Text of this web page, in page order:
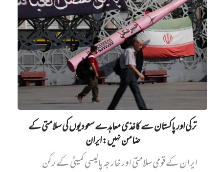
ترکی اور پاکستان سے کاغذی معاہدے سعودیوں کی سلامتی کے
ضامن نہیں‌: ایران
ایران کے قومی سلامتی اور خارجہ پالیسی کمیٹی کے رکن